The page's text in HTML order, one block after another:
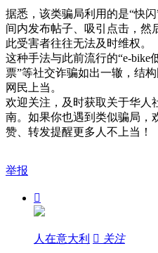
据悉，该类骗局利用的是“快
间内发布帖子、吸引点击，然
此受害者往往无法及时维权。
这种手法与此前流行的“e-bike
票”等社交诈骗如出一辙，结
网民上当。
欢迎关注，及时获取关于华人
南。如果你也遇到类似骗局，
赞、转发提醒更多人不上当！
举报

人在意大利  关注